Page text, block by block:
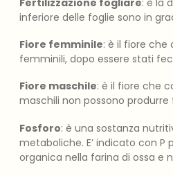
inferiore delle foglie sono in
Fiore femminile: è il fiore che
femminili, dopo essere stati
Fiore maschile: è il fiore che
maschili non possono produrre
Fosforo: è una sostanza
metaboliche. E’ indicato con
organica nella farina di ossa e